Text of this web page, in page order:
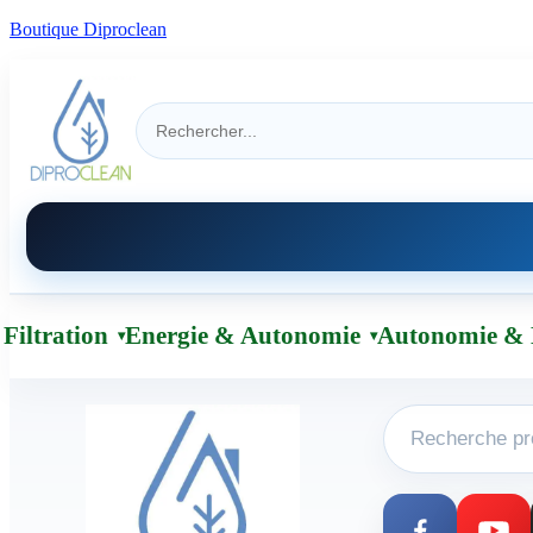
Boutique Diproclean
Energie & Autonomie Autonomie &